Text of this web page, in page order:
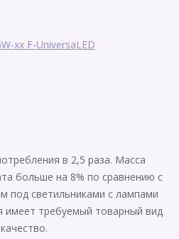
xx F-UniversaLED
в 2,5 раза. Масса
больше на 8% по сравнению с
под светильниками с лампами
имеет требуемый товарный вид